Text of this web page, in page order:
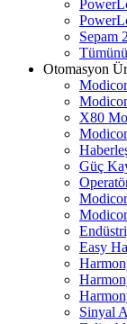
Sepam
Otomasyon
X80
Güç
Easy
Sinyal